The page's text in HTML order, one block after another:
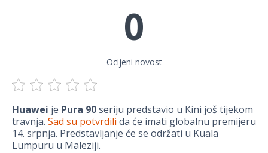
0
Ocijeni novost
Huawei je Pura 90seriju predstavio u Kini još tijekom
travnja. Sad su potvrdili da će imati globalnu premijeru
14. srpnja. Predstavljanje će se održati u Kuala
Lumpuru u Maleziji.